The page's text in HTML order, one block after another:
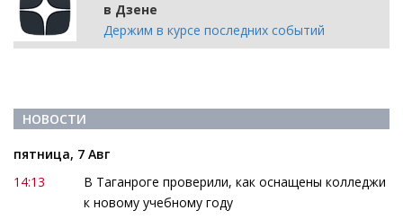
в Дзене
Держим в курсе последних событий
НОВОСТИ
пятница, 7 Авг
14:13
В Таганроге проверили, как оснащены колледжи
к новому учебному году